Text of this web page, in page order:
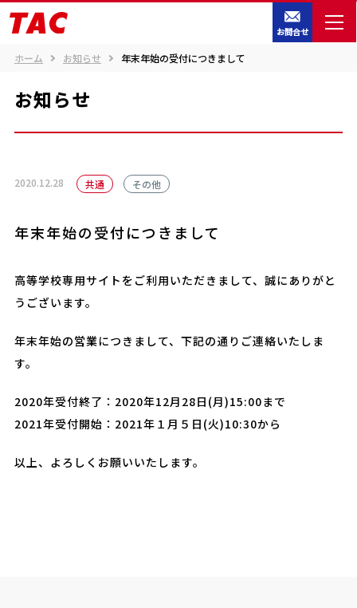
お問合せ
ホーム お知らせ 年末年始の受付につきまして
お知らせ
2020.12.28 共通 その他
年末年始の受付につきまして
高等学校専用サイトをご利用いただきまして、誠にありがと
うございます。
年末年始の営業につきまして、下記の通りご連絡いたしま
す。
2020年受付終了：2020年12月28日(月)15:00まで
2021年受付開始：2021年１月５日(火)10:30から
以上、よろしくお願いいたします。